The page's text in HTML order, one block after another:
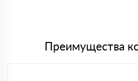
Преимущества